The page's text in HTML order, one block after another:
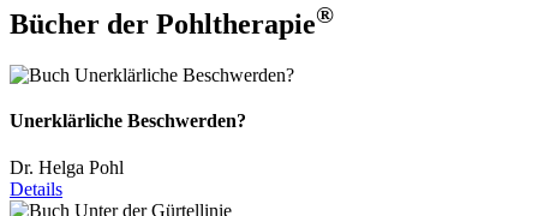
Bücher der Pohltherapie®
Unerklärliche Beschwerden?
Dr. Helga Pohl
Details